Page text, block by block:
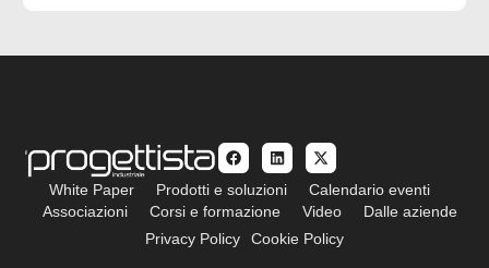
White Paper Prodotti e soluzioni
Calendario eventi
Associazioni
Corsi e formazione Video
Dalle aziende
Privacy Policy
Cookie Policy